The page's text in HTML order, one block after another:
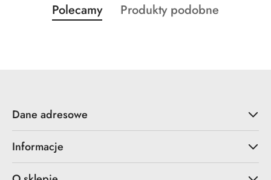
Pomiń karuzelę produktów
Produkty
o
Polecamy
Produkty
Produkty podobne
Dane adresowe
Informacje